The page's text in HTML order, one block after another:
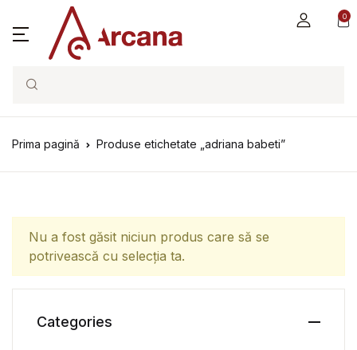
0
Search
Prima pagină Produse etichetate „adriana babeti”
Nu a fost găsit niciun produs care să se
potrivească cu selecția ta.
Categories